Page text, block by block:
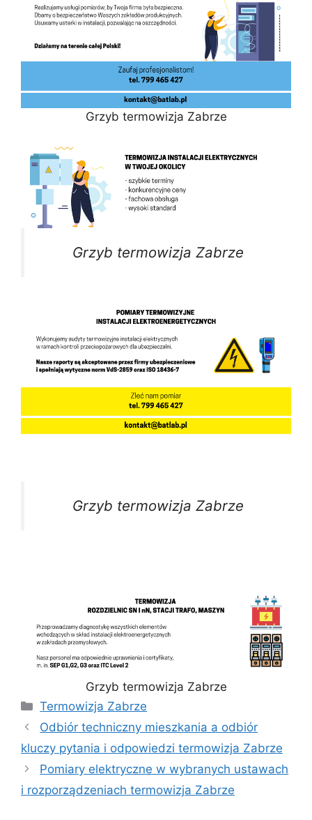
Grzyb termowizja Zabrze
Grzyb termowizja Zabrze
Grzyb termowizja Zabrze
Grzyb termowizja Zabrze
Kategorie
Termowizja Zabrze
Odbiór techniczny mieszkania a odbiór
kluczy pytania i odpowiedzi termowizja Zabrze
Pomiary elektryczne w wybranych ustawach
i rozporządzeniach termowizja Zabrze